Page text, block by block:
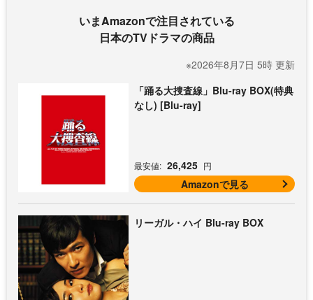
いまAmazonで注目されている
日本のTVドラマの商品
※2026年8月7日 5時 更新
「踊る大捜査線」Blu-ray BOX(特典
なし) [Blu-ray]
最安値: 26,425 円
Amazonで見る
リーガル・ハイ Blu-ray BOX